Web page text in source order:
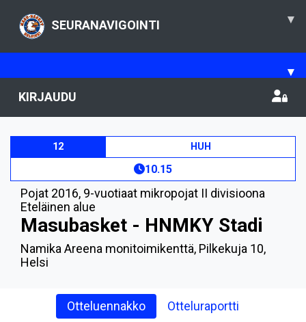
SEURANAVIGOINTI ▾
▾
KIRJAUDU
12 HUH
10.15
Pojat 2016, 9-vuotiaat mikropojat II divisioona
Eteläinen alue
Masubasket - HNMKY Stadi
Namika Areena monitoimikenttä, Pilkekuja 10,
Helsi
Otteluennakko Otteluraportti